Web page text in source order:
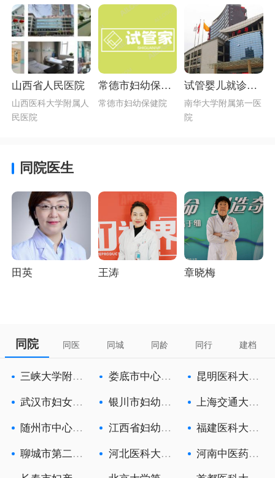
山西省人民医院
山西医科大学附属人
民医院
常德市妇幼保健
院做试管婴儿怎
常德市妇幼保健院
试管婴儿就诊指
南_南华大学附属
第一医院简介
南华大学附属第一医
院
同院医生
田英 王涛 章晓梅
同院 同医 同城 同龄 同行 建档
三峡大学附属
娄底市中心医
昆明医科大学
武汉市妇女儿
银川市妇幼保
上海交通大学
随州市中心医
江西省妇幼保
福建医科大学
聊城市第二人
河北医科大学
河南中医药大